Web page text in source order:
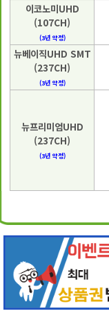
이코노미UHD
(107CH)
(3년 약정)
뉴베이직UHD SMT
(237CH)
(3년 약정)
뉴프리미엄UHD
(237CH)
(3년 약정)